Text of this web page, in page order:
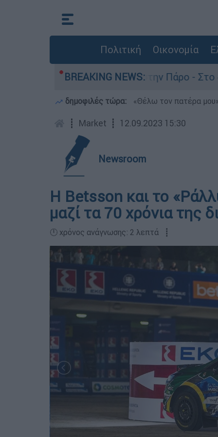
Πολιτική Οικονομία
BREAKING NEWS:
του 4χρονου στην Πάρο - Στο
δημοφιλές τώρα: «Θέλω τον πατέρα
┋ Market ┋ 12.09.2023 15:30
Newsroom
Η Betsson και το
μαζί τα 70 χρόνια της
🕛 χρόνος ανάγνωσης: 2 λεπτά ┋